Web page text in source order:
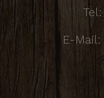
Tel:
E-Mail: